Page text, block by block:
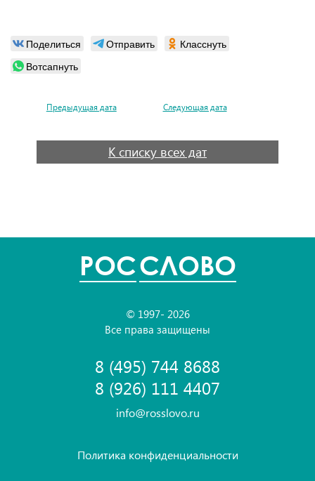
Поделиться Отправить
Класснуть
Вотсапнуть
Предыдущая дата Следующая дата
К списку всех дат
POCСЛОВО
© 1997- 2026
Все права защищены
8 (495) 744 8688
8 (926) 111 4407
info@rosslovo.ru
Политика конфиденциальности